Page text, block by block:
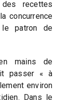
recettes
concurrence
patron de
mains de
passer « à
environ
Dans le